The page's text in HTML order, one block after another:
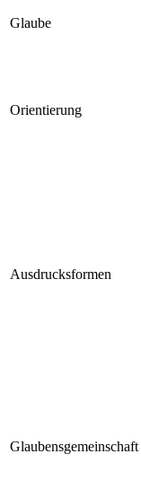
Glaube
Orientierung
Ausdrucksformen
Glaubensgemeinschaft